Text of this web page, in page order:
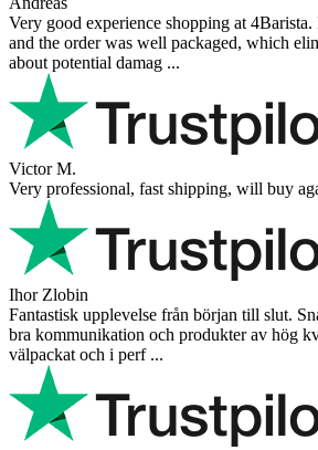
Very good experience shopping at
and the order was well packaged, which
about potential damag ...
Victor M.
Very professional, fast shipping, will buy
Ihor Zlobin
Fantastisk upplevelse från början till slut.
bra kommunikation och produkter av hög
välpackat och i perf ...